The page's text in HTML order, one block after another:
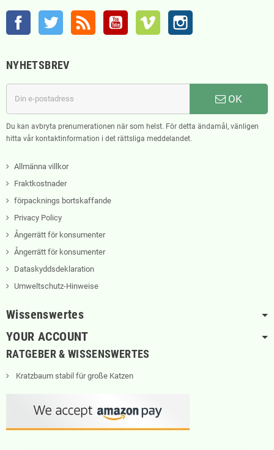
Facebook Twitter RSS YouTube Vimeo
NYHETSBREV
OK
Du kan avbryta prenumerationen när som helst. För detta ändamål, vänligen
hitta vår kontaktinformation i det rättsliga meddelandet.
Allmänna villkor
Fraktkostnader
förpacknings bortskaffande
Privacy Policy
Ångerrätt för konsumenter
Ångerrätt för konsumenter
Dataskyddsdeklaration
Umweltschutz-Hinweise
Wissenswertes
YOUR ACCOUNT
RATGEBER & WISSENSWERTES
Kratzbaum stabil für große Katzen